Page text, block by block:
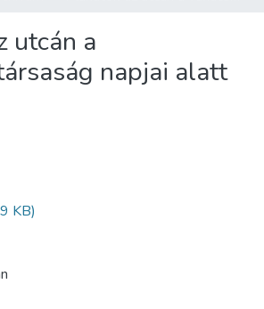
utcán a
napjai alatt
KB)